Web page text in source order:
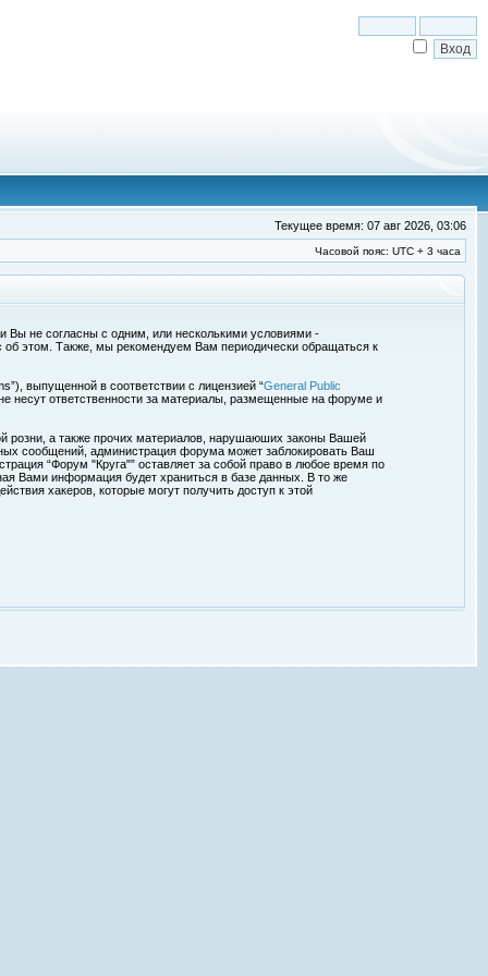
Текущее время: 07 авг 2026, 03:06
Часовой пояс: UTC + 3 часа
не согласны с одним, или несколькими условиями -
этом. Также, мы рекомендуем Вам периодически обращаться к
выпущенной в соответствии с лицензией “General Public
несут ответственности за материалы, размещенные на форуме и
розни, а также прочих материалов, нарушаюших законы Вашей
сообщений, администрация форума может заблокировать Ваш
“Форум "Круга"” оставляет за собой право в любое время по
Вами информация будет храниться в базе данных. В то же
хакеров, которые могут получить доступ к этой